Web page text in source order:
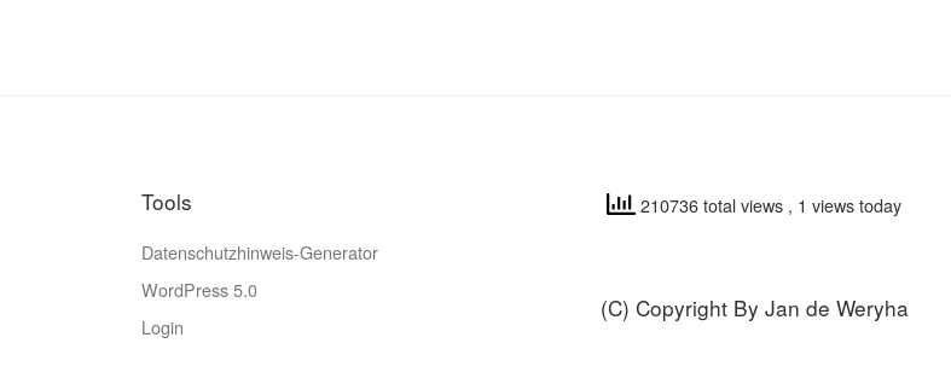
Tools
Datenschutzhinweis-Generator
WordPress 5.0
Login
210736 total views , 1 views today
(C) Copyright By Jan de Weryha